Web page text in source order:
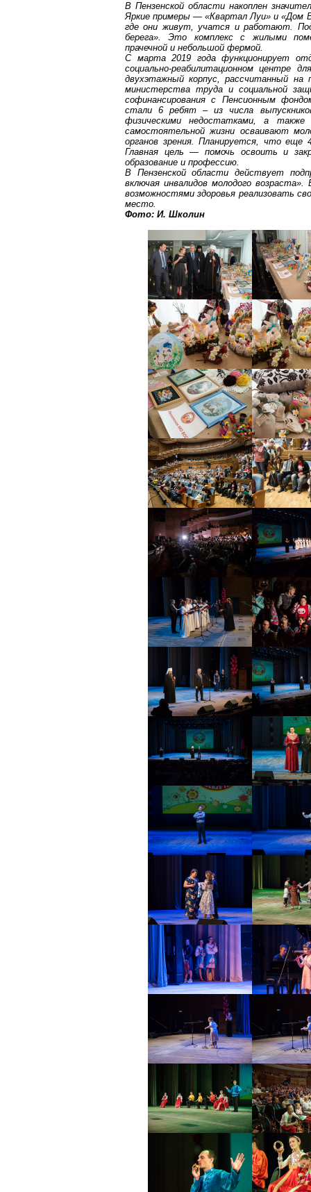
В Пензенской области накоплен
Яркие примеры — «Квартал Луи» и «Дом
где они живут, учатся и работают.
берега». Это комплекс с жилыми
прачечной и небольшой фермой.
С марта 2019 года функционирует
социально-реабилитационном центре
двухэтажный корпус, рассчитанный на
министерства труда и социальной
софинансирования с Пенсионным
стали 6 ребят – из числа
физическими недостатками, а
самостоятельной жизни осваивают
органов зрения. Планируется, что еще
Главная цель — помочь освоить и
образование и профессию.
В Пензенской области действует
включая инвалидов молодого
возможностями здоровья реализовать
место.
Фото: И. Школин